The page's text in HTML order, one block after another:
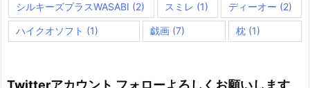
シルキーズプラスWASABI (2) スミレ (1) ディーオー (2)
ハイクオソフト (1) 戯画(7) 枕 (1)
Twitterアカウント フォローよろしくお願いします